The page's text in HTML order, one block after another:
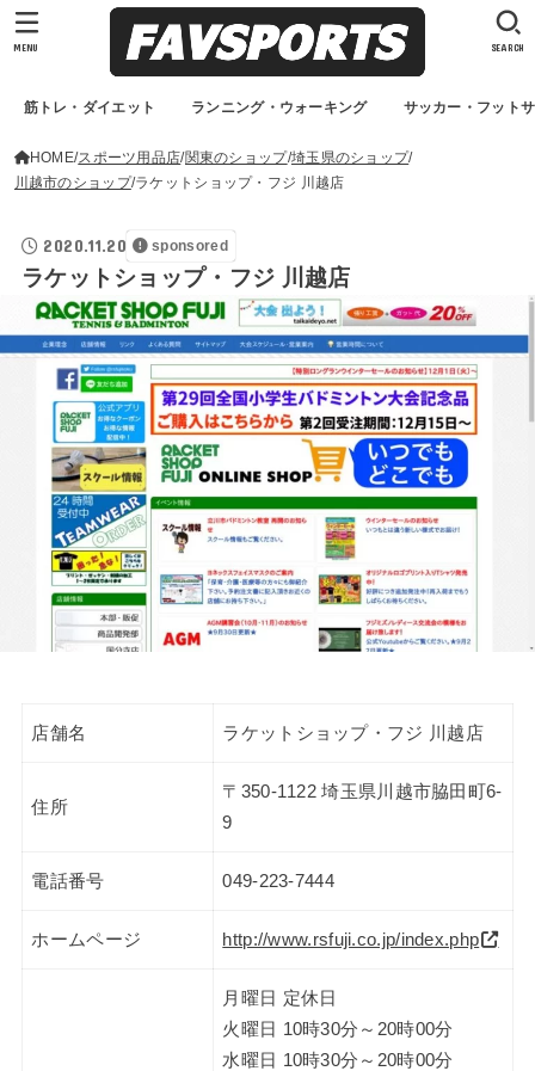
筋トレ・ダイエット ランニング・ウォーキング サッカー・フット
SEARCH
MENU
HOME スポーツ用品店 関東のショップ 埼玉県のショップ
川越市のショップ ラケットショップ・フジ 川越店
2020.11.20 sponsored
ラケットショップ・フジ 川越店
店舗名 ラケットショップ・フジ 川越店
住所
〒350-1122 埼玉県川越市脇田町6-
9
電話番号 049-223-7444
ホームページ http://www.rsfuji.co.jp/index.php
月曜日 定休日
火曜日 10時30分～20時00分
水曜日 10時30分～20時00分